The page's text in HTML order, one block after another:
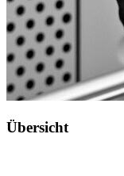
Übersicht